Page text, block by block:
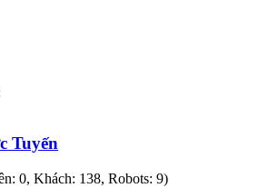
Tuyến
0, Khách: 138, Robots: 9)